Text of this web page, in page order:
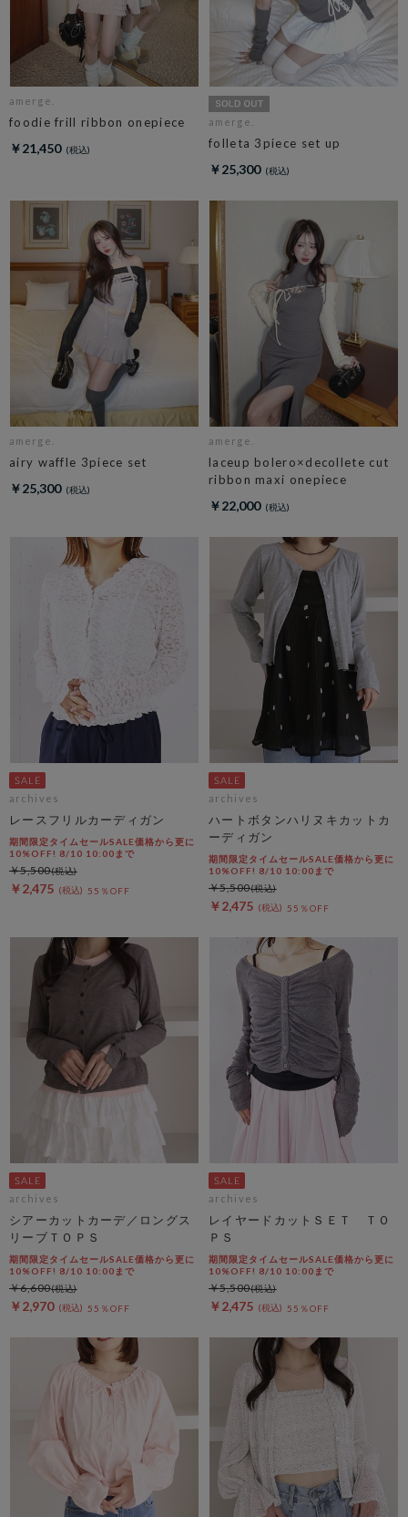
amerge.
foodie frill ribbon onepiece
￥21,450
amerge.
folleta 3piece set up
￥25,300
amerge.
airy waffle 3piece set
￥25,300
amerge.
laceup bolero×decollete cut
ribbon maxi onepiece
￥22,000
archives
レースフリルカーディガン
期間限定タイムセールSALE価格から更に
10%OFF! 8/10 10:00まで
￥2,475 55％OFF
￥5,500
archives
ハートボタンハリヌキカットカ
ーディガン
期間限定タイムセールSALE価格から更に
10%OFF! 8/10 10:00まで
￥2,475 55％OFF
￥5,500
archives
シアーカットカーデ／ロングス
リーブＴＯＰＳ
期間限定タイムセールSALE価格から更に
10%OFF! 8/10 10:00まで
￥2,970 55％OFF
￥6,600
archives
レイヤードカットＳＥＴ ＴＯ
ＰＳ
期間限定タイムセールSALE価格から更に
10%OFF! 8/10 10:00まで
￥2,475 55％OFF
￥5,500